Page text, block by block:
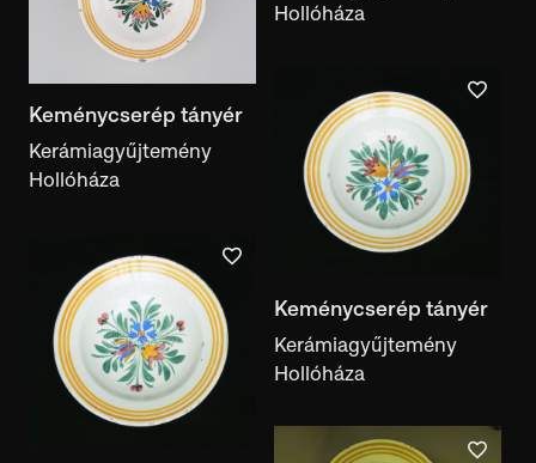
Hollóháza
Keménycserép tányér
Kerámiagyűjtemény
Hollóháza
Keménycserép tányér
Kerámiagyűjtemény
Hollóháza